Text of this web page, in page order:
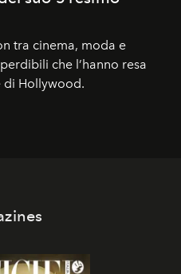
tra cinema, moda e
che l’hanno resa
di Hollywood.